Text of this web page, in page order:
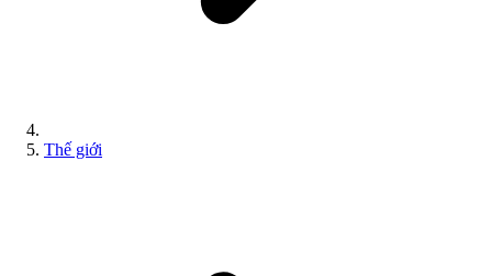
Thế giới